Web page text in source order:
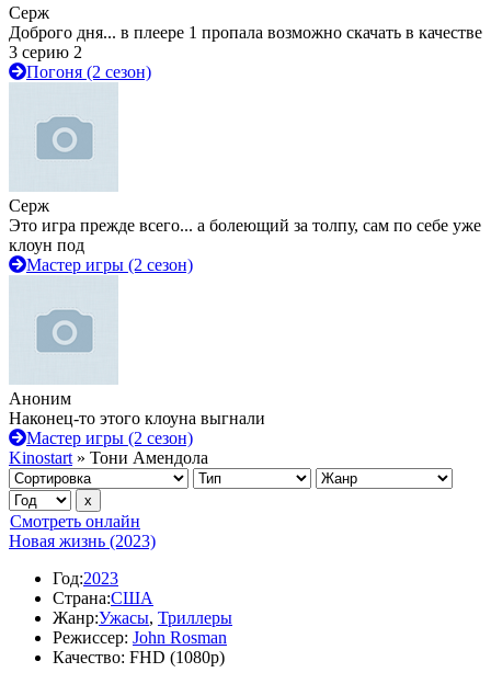
Серж
Доброго дня... в плеере 1 пропала возможно скачать в качестве
3 серию 2
Погоня (2 сезон)
Серж
Это игра прежде всего... а болеющий за толпу, сам по себе уже
клоун под
Мастер игры (2 сезон)
Аноним
Наконец-то этого клоуна выгнали
Мастер игры (2 сезон)
Kinostart » Тони Амендола
Смотреть онлайн
Новая жизнь (2023)
Год:2023
Страна:США
Жанр:Ужасы, Триллеры
Режиссер: John Rosman
Качество: FHD (1080p)